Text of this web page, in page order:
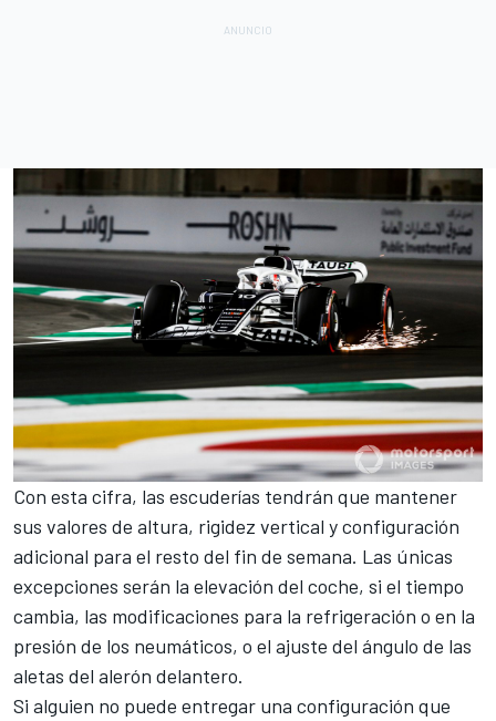
Con esta cifra, las escuderías tendrán que mantener
sus valores de altura, rigidez vertical y configuración
adicional para el resto del fin de semana. Las únicas
excepciones serán la elevación del coche, si el tiempo
cambia, las modificaciones para la refrigeración o en la
presión de los neumáticos, o el ajuste del ángulo de las
aletas del alerón delantero.
Si alguien no puede entregar una configuración que